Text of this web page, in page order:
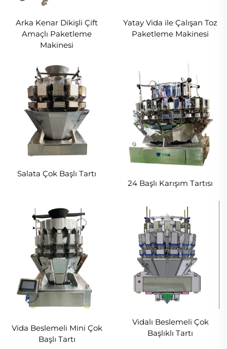
Arka Kenar Dikişli Çift
Amaçlı Paketleme
Makinesi
Yatay Vida ile Çalışan Toz
Paketleme Makinesi
Salata Çok Başlı Tartı
24 Başlı Karışım Tartısı
Vida Beslemeli Mini Çok
Başlı Tartı
Vidalı Beslemeli Çok
Başlıklı Tartı